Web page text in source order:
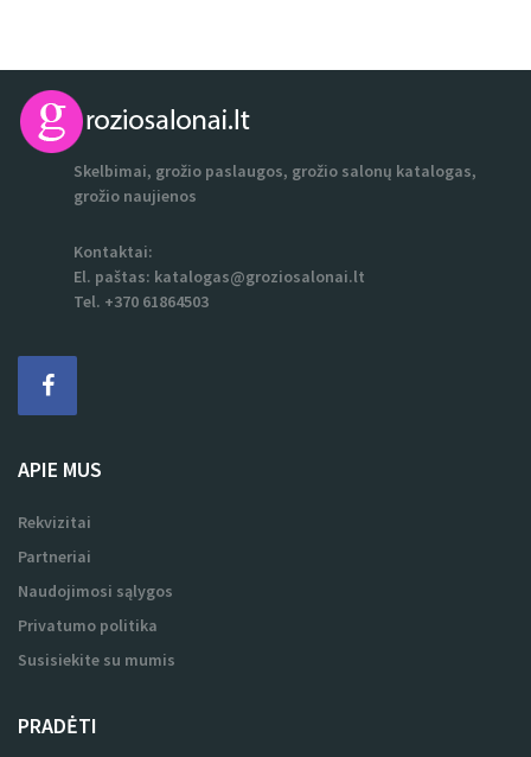
Skelbimai, grožio paslaugos, grožio salonų katalogas,
grožio naujienos
Kontaktai:
El. paštas: katalogas@groziosalonai.lt
Tel. +370 61864503
APIE MUS
Rekvizitai
Partneriai
Naudojimosi sąlygos
Privatumo politika
Susisiekite su mumis
PRADĖTI